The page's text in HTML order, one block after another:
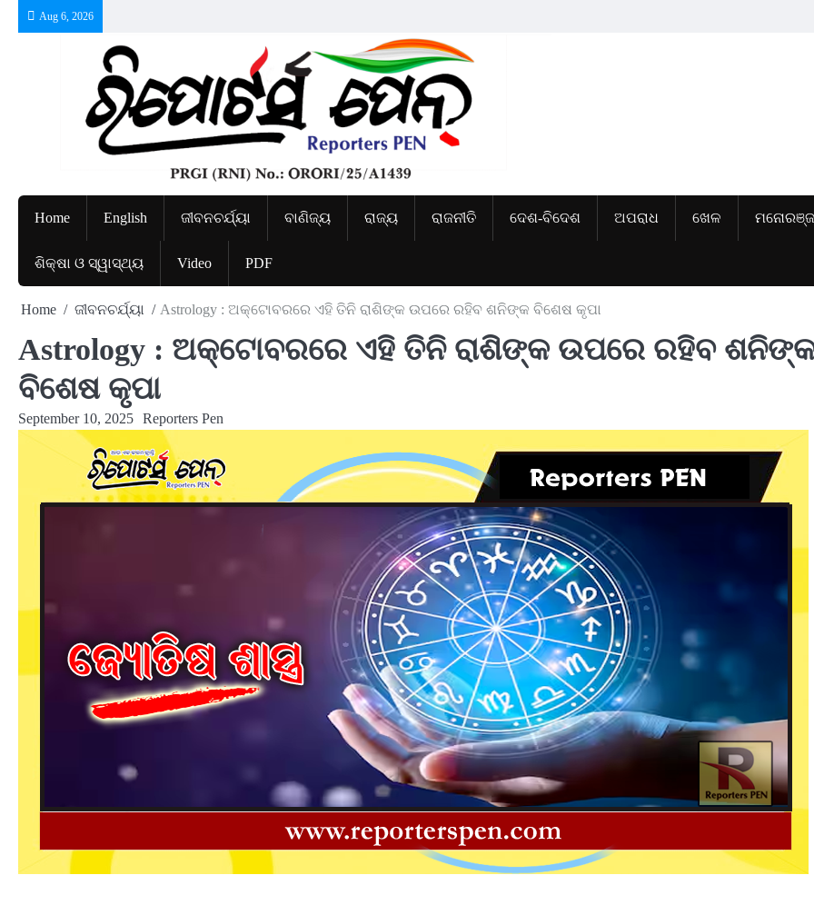
Aug 6, 2026
Home English ଜୀବନଚର୍ଯ୍ୟା ବାଣିଜ୍ୟ ରାଜ୍ୟ ରାଜନୀତି ଦେଶ-ବିଦେଶ ଅପରାଧ ଖେଳ
ଶିକ୍ଷା ଓ ସ୍ୱାସ୍ଥ୍ୟ Video PDF
Home ଜୀବନଚର୍ଯ୍ୟା Astrology : ଅକ୍ଟୋବରରେ ଏହି ତିନି ରାଶିଙ୍କ ଉପରେ ରହିବ ଶନିଙ୍କ ବିଶେଷ କୃପା
Astrology : ଅକ୍ଟୋବରରେ ଏହି ତିନି ରାଶିଙ୍କ ଉପରେ ରହିବ
ବିଶେଷ କୃପା
September 10, 2025 Reporters Pen